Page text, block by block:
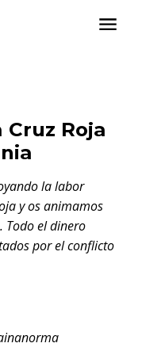
Roja
la labor
y os animamos
Todo el dinero
por el conflicto